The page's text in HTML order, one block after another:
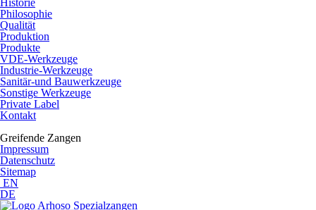
Historie
Philosophie
Qualität
Produktion
Produkte
VDE-Werkzeuge
Industrie-Werkzeuge
Sanitär-und Bauwerkzeuge
Sonstige Werkzeuge
Private Label
Kontakt
Greifende Zangen
Impressum
Datenschutz
Sitemap
EN
DE